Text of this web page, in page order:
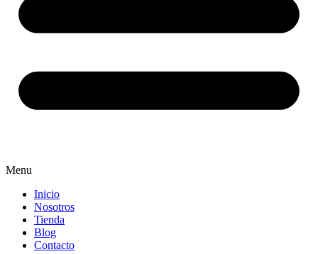
Menu
Inicio
Nosotros
Tienda
Blog
Contacto